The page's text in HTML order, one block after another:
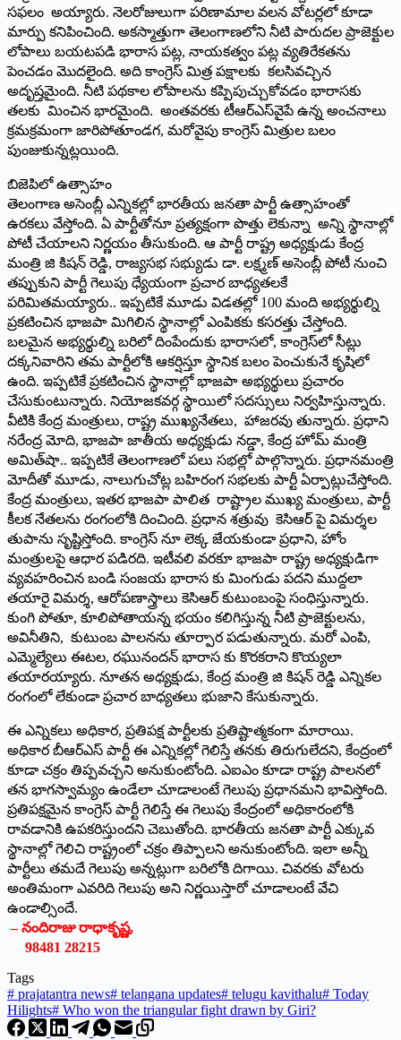
సఫలం అయ్యారు. నెలరోజులుగా పరిణామాల వలన వోటర్లలో కూడా
మార్పు కనిపించింది. అకస్మాత్తుగా తెలంగాణలోని నీటి పారుదల ప్రాజెక్టుల
లోపాలు బయటపడి భారాస పట్ల, నాయకత్వం పట్ల వ్యతిరేకతను
పెంచడం మొదలైంది. అది కాంగ్రెస్‌ మిత్ర పక్షాలకు కలసివచ్చిన
అదృష్తమైంది. నీటి పథకాల లోపాలను కప్పిపుచ్చుకోవడం భారాసకు
తలకు మించిన భారమైంది. అంతవరకు టీఆర్‌ఎస్‌వైపే ఉన్న అంచనాలు
క్రమక్రమంగా జారిపోతూండగ, మరోవైపు కాంగ్రెస్‌ మిత్రుల బలం
పుంజుకున్నట్లయింది.
బిజెపిలో ఉత్సాహం
తెలంగాణ అసెంబ్లీ ఎన్నికల్లో భారతీయ జనతా పార్టీ ఉత్సాహంతో
ఉరకలు వేస్తోంది. ఏ పార్టీతోనూ ప్రత్యక్షంగా పొత్తు లెకున్నా అన్ని స్థానాల్లో
పోటీ చేయాలని నిర్ణయం తీసుకుంది. ఆ పార్టీ రాష్ట్ర అధ్యక్షుడు కేంద్ర
మంత్రి జి కిషన్‌ రెడ్డి, రాజ్యసభ సభ్యుడు డా. లక్ష్మణ్‌ అసెంబ్లీ పోటీ నుంచి
తప్పుకుని పార్టీ గెలుపు ధ్యేయంగా ప్రచార బాధ్యతలకే
పరిమితమయ్యారు.. ఇప్పటికే మూడు విడతల్లో 100 మంది అభ్యర్థుల్ని
ప్రకటించిన భాజపా మిగిలిన స్థానాల్లో ఎంపికకు కసరత్తు చేస్తోంది.
బలమైన అభ్యర్థుల్ని బరిలో దింపేందుకు భారాసలో, కాంగ్రెస్‌లో సీట్లు
దక్కనివారిని తమ పార్టీలోకి ఆకర్షిస్తూ స్థానిక బలం పెంచుకునే కృషిలో
ఉంది. ఇప్పటికే ప్రకటించిన స్థానాల్లో భాజపా అభ్యర్థులు ప్రచారం
చేసుకుంటున్నారు. నియోజకవర్గ స్థాయిలో సదస్సులు నిర్వహిస్తున్నారు.
వీటికి కేంద్ర మంత్రులు, రాష్ట్ర ముఖ్యనేతలు, హాజరవు తున్నారు. ప్రధాని
నరేంద్ర మోది, భాజపా జాతీయ అధ్యక్షుడు నడ్డా, కేంద్ర హోమ్‌ మంత్రి
అమిత్‌షా.. ఇప్పటికే తెలంగాణలో పలు సభల్లో పాల్గొన్నారు. ప్రధానమంత్రి
మోదీతో మూడు, నాలుగుచోట్ల బహిరంగ సభలకు పార్టీ ఏర్పాట్లుచేస్తోంది.
కేంద్ర మంత్రులు, ఇతర భాజపా పాలిత రాష్ట్రాల ముఖ్య మంత్రులు, పార్టీ
కీలక నేతలను రంగంలోకి దించింది. ప్రధాన శత్రువు కెసిఆర్‌ పై విమర్శల
తుపాను సృష్టిస్తోంది. కాంగ్రెస్‌ నూ లెక్క జేయకుండా ప్రధాని, హోం
మంత్రులపై ఆధార పడిరది. ఇటీవలి వరకూ భాజపా రాష్ట్ర అధ్యక్షుడిగా
వ్యవహరించిన బండి సంజయ భారాస కు మింగుడు పదని ముద్దలా
తయారై విమర్శ, ఆరోపణాస్త్రాలు కెసిఆర్‌ కుటుంబంపై సంధిస్తున్నారు.
కుంగి పోతూ, కూలిపోతాయన్న భయం కలిగిస్తున్న నీటి ప్రాజెక్టులను,
అవినీతిని, కుటుంబ పాలనను తూర్పార పడుతున్నారు. మరో ఎంపి,
ఎమ్మెల్యేలు ఈటల, రఘునందన్‌ భారాస కు కొరకరాని కొయ్యలా
తయారయ్యారు. నూతన అధ్యక్షుడు, కేంద్ర మంత్రి జి కిషన్‌ రెడ్డి ఎన్నికల
రంగంలో లేకుండా ప్రచార బాధ్యతలు భుజాని కేసుకున్నారు.
ఈ ఎన్నికలు అధికార, ప్రతిపక్ష పార్టీలకు ప్రతిష్టాత్మకంగా మారాయి.
అధికార బీఆర్‌ఎస్‌ పార్టీ ఈ ఎన్నికల్లో గెలిస్తే తనకు తిరుగులేదని, కేంద్రంలో
కూడా చక్రం తిప్పవచ్చని అనుకుంటోంది. ఎఐఎం కూడా రాష్ట్ర పాలనలో
తన భాగస్వామ్యం ఉండేలా చూడాలంటే గెలుపు ప్రధానమని భావిస్తోంది.
ప్రతిపక్షమైన కాంగ్రెస్‌ పార్టీ గెలిస్తే ఈ గెలుపు కేంద్రంలో అధికారంలోకి
రావడానికి ఉపకరిస్తుందని చెబుతోంది. భారతీయ జనతా పార్టీ ఎక్కువ
స్థానాల్లో గెలిచి రాష్ట్రంలో చక్రం తిప్పాలని అనుకుంటోంది. ఇలా అన్నీ
పార్టీలు తమదే గెలుపు అన్నట్లుగా బరిలోకి దిగాయి. చివరకు వోటరు
అంతిమంగా ఎవరిది గెలుపు అని నిర్ణయిస్తారో చూడాలంటే వేచి
ఉండాల్సిందే.
– నందిరాజు రాధాకృష్ణ,
98481 28215
Tags
# prajatantra news# telangana updates# telugu kavithalu# Today
Hilights# Who won the triangular fight drawn by Giri?